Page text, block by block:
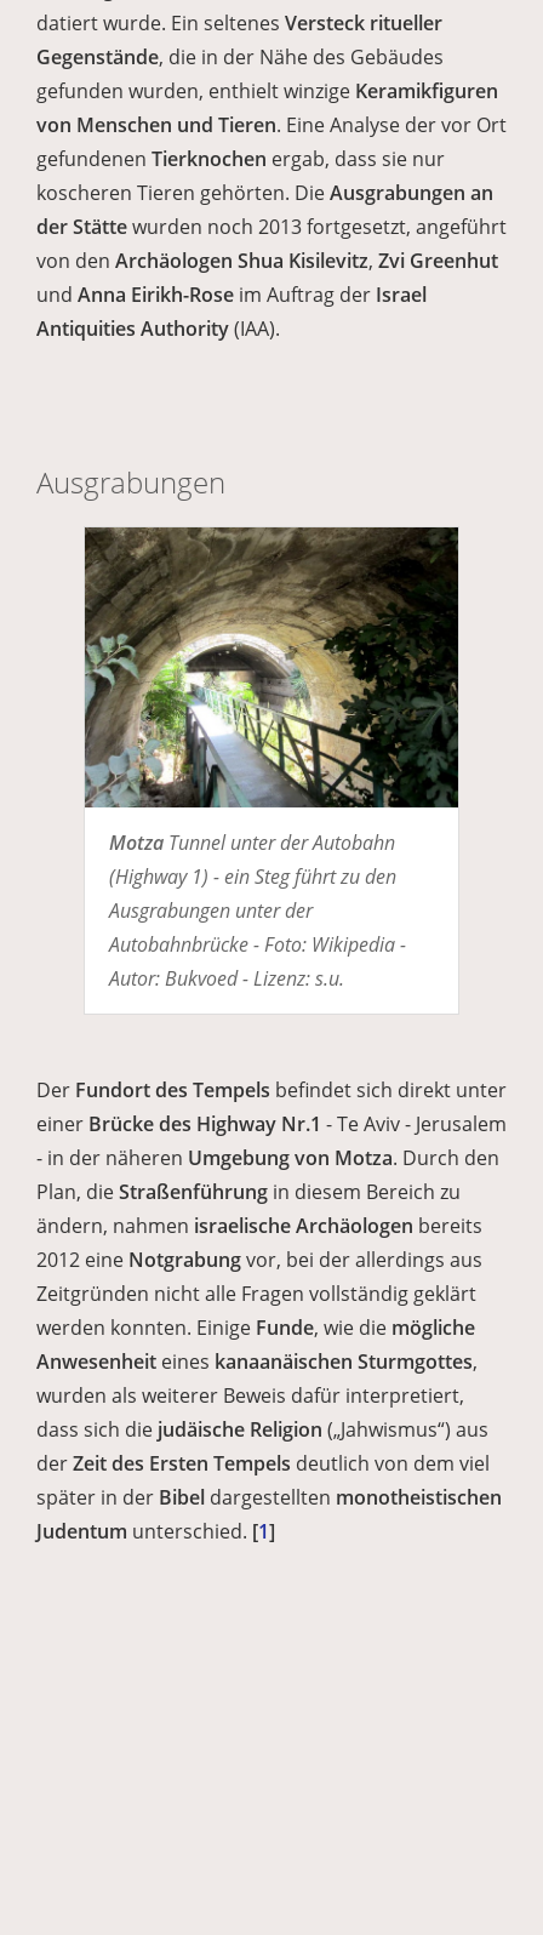
datiert wurde. Ein seltenes Versteck ritueller
Gegenstände, die in der Nähe des Gebäudes
gefunden wurden, enthielt winzige Keramikfiguren
von Menschen und Tieren. Eine Analyse der vor Ort
gefundenen Tierknochen ergab, dass sie nur
koscheren Tieren gehörten. DieAusgrabungen an
der Stättewurden noch 2013 fortgesetzt, angeführt
von den Archäologen Shua Kisilevitz, Zvi Greenhut
und Anna Eirikh-Rose im Auftrag der Israel
Antiquities Authority(IAA).
Ausgrabungen
MotzaTunnel unter der Autobahn
(Highway 1) - ein Steg führt zu den
Ausgrabungen unter der
Autobahnbrücke - Foto: Wikipedia -
Autor: Bukvoed - Lizenz: s.u.
Der Fundort des Tempels befindet sich direkt unter
einer Brücke des Highway Nr.1 - Te Aviv - Jerusalem
- in der näheren Umgebung von Motza. Durch den
Plan, dieStraßenführung in diesem Bereich zu
ändern, nahmen israelische Archäologen bereits
2012 eine Notgrabungvor, bei der allerdings aus
Zeitgründen nicht alle Fragen vollständig geklärt
werden konnten. Einige Funde, wie die mögliche
Anwesenheit eines kanaanäischen Sturmgottes,
wurden als weiterer Beweis dafür interpretiert,
dass sich die judäische Religion („Jahwismus“) aus
derZeit des Ersten Tempels deutlich von dem viel
später in der Bibel dargestellten monotheistischen
Judentum unterschied. [1]